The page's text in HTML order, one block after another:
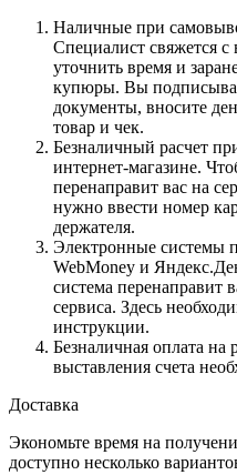
Наличные при
Специалист свяжется
уточнить время и
купюры. Вы
документы, вносите
товар и чек.
Безналичный расчет
интернет-магазине.
перенаправит вас на
нужно ввести номер
держателя.
Электронные системы
WebMoney и
система перенаправит
сервиса. Здесь
инструкции.
Безналичная оплата
выставления счета
Доставка
Экономьте время на
доступно несколько